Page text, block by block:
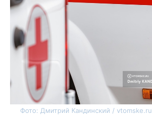
Фото: Дмитрий Кандинский / vtomske.ru